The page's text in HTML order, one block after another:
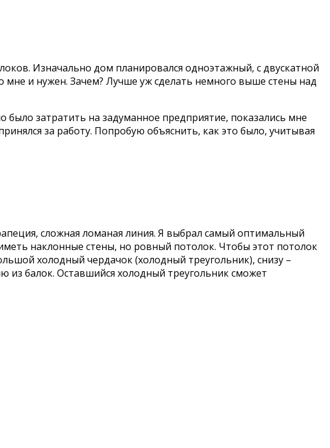
Изначально дом планировался одноэтажный, с двускатной
и нужен. Зачем? Лучше уж сделать немного выше стены над
затратить на задуманное предприятие, показались мне
за работу. Попробую объяснить, как это было, учитывая
сложная ломаная линия. Я выбрал самый оптимальный
наклонные стены, но ровный потолок. Чтобы этот потолок
холодный чердачок (холодный треугольник), снизу –
из балок. Оставшийся холодный треугольник сможет